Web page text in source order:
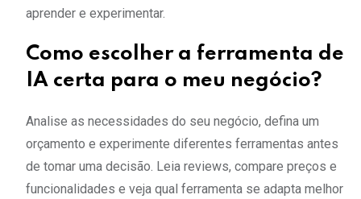
aprender e experimentar.
Como escolher a ferramenta de
IA certa para o meu negócio?
Analise as necessidades do seu negócio, defina um
orçamento e experimente diferentes ferramentas antes
de tomar uma decisão. Leia reviews, compare preços e
funcionalidades e veja qual ferramenta se adapta melhor